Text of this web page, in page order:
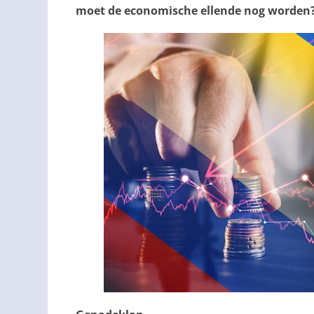
moet de economische ellende nog